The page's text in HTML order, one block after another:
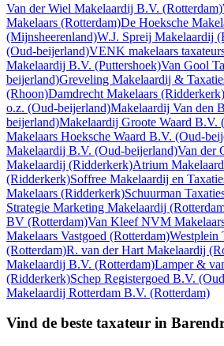
Van der Wiel Makelaardij B.V. (Rotterdam)
Makelaars (Rotterdam)De Hoeksche
(Mijnsheerenland)W.J. Spreij Makelaardij
(Oud-beijerland)VENK makelaars
Makelaardij B.V. (Puttershoek)Van Gool
beijerland)Greveling Makelaardij &
(Rhoon)Damdrecht Makelaars (Ridderkerk)
o.z. (Oud-beijerland)Makelaardij Van den
beijerland)Makelaardij Groote Waard B.V.
Makelaars Hoeksche Waard B.V. (Oud-
Makelaardij B.V. (Oud-beijerland)Van der
Makelaardij (Ridderkerk)Atrium
(Ridderkerk)Soffree Makelaardij en
Makelaars (Ridderkerk)Schuurman
Strategie Marketing Makelaardij
BV (Rotterdam)Van Kleef NVM
Makelaars Vastgoed (Rotterdam)Westplein
(Rotterdam)R. van der Hart Makelaardij
Makelaardij B.V. (Rotterdam)Lamper &
(Ridderkerk)Schep Registergoed B.V.
Makelaardij Rotterdam B.V. (Rotterdam)
Vind de beste taxateur in